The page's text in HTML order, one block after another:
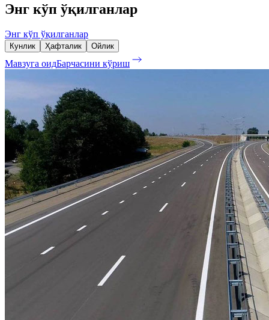
Энг кўп ўқилганлар
Энг кўп ўқилганлар
Кунлик Ҳафталик Ойлик
Мавзуга оидБарчасини кўриш